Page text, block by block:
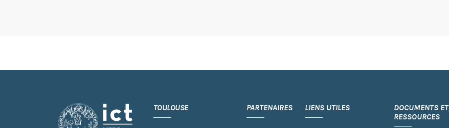
TOULOUSE PARTENAIRES LIENS UTILES
DOCUMENTS ET
RESSOURCES